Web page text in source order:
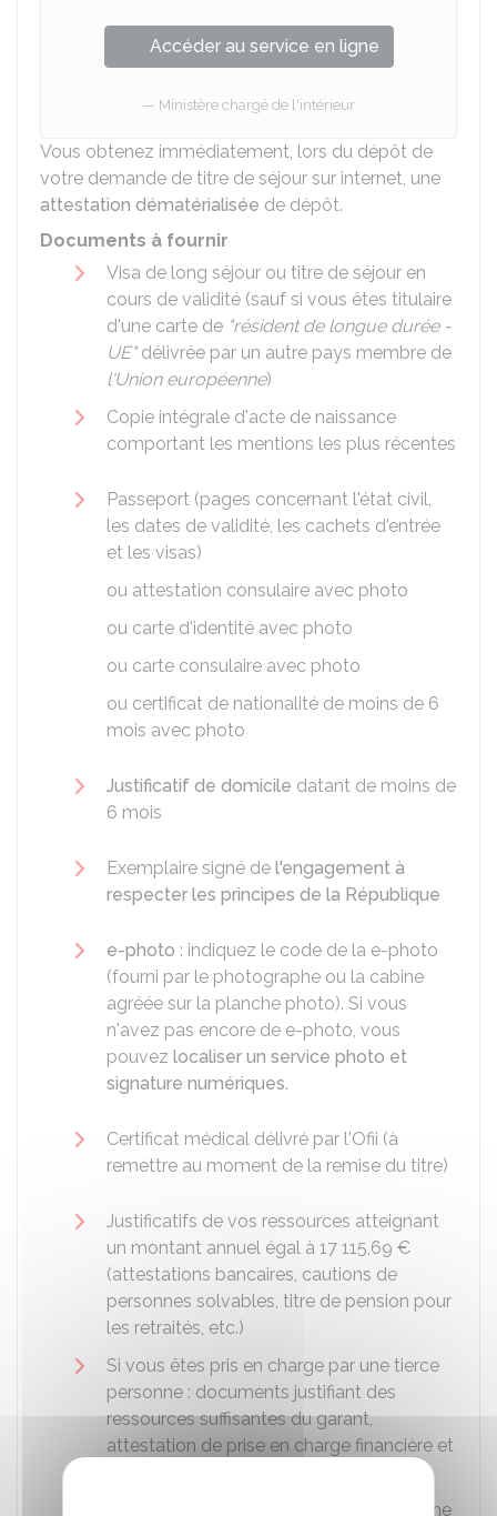
Accéder au service en ligne
Ministère chargé de l'intérieur
Vous obtenez immédiatement, lors du dépôt de
votre demande de titre de séjour sur internet, une
attestation dématérialisée de dépôt.
Documents à fournir
Visa de long séjour ou titre de séjour en
cours de validité (sauf si vous êtes titulaire
d'une carte de "résident de longue durée -
UE"délivrée par un autre pays membre de
l'Union européenne)
Copie intégrale d'acte de naissance
comportant les mentions les plus récentes
Passeport (pages concernant l'état civil,
les dates de validité, les cachets d'entrée
et les visas)
ou attestation consulaire avec photo
ou carte d'identité avec photo
ou carte consulaire avec photo
ou certificat de nationalité de moins de 6
mois avec photo
Justificatif de domicile datant de moins de
6 mois
Exemplaire signé de l'engagement à
respecter les principes de la République
e-photo : indiquez le code de la e-photo
(fourni par le photographe ou la cabine
agréée sur la planche photo). Si vous
n'avez pas encore de e-photo, vous
pouvez localiser un service photo et
signature numériques.
Certificat médical délivré par l'Ofii (à
remettre au moment de la remise du titre)
Justificatifs de vos ressources atteignant
un montant annuel égal à 17 115,69 €
(attestations bancaires, cautions de
personnes solvables, titre de pension pour
les retraités, etc.)
Si vous êtes pris en charge par une tierce
personne : documents justifiant des
ressources suffisantes du garant,
attestation de prise en charge financière et
Attestation sur l'honneur manuscrite de ne